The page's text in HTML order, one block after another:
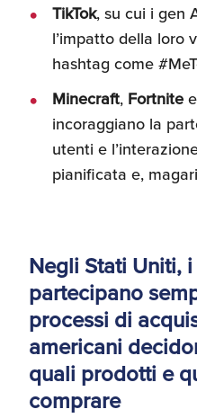
TikTok, su cui i gen
l’impatto della loro
hashtag come
Minecraft, Fortnitee
incoraggiano la
utenti e
pianificata e,
Negli Stati Uniti,
partecipano
processi di
americani
quali prodotti e
comprare